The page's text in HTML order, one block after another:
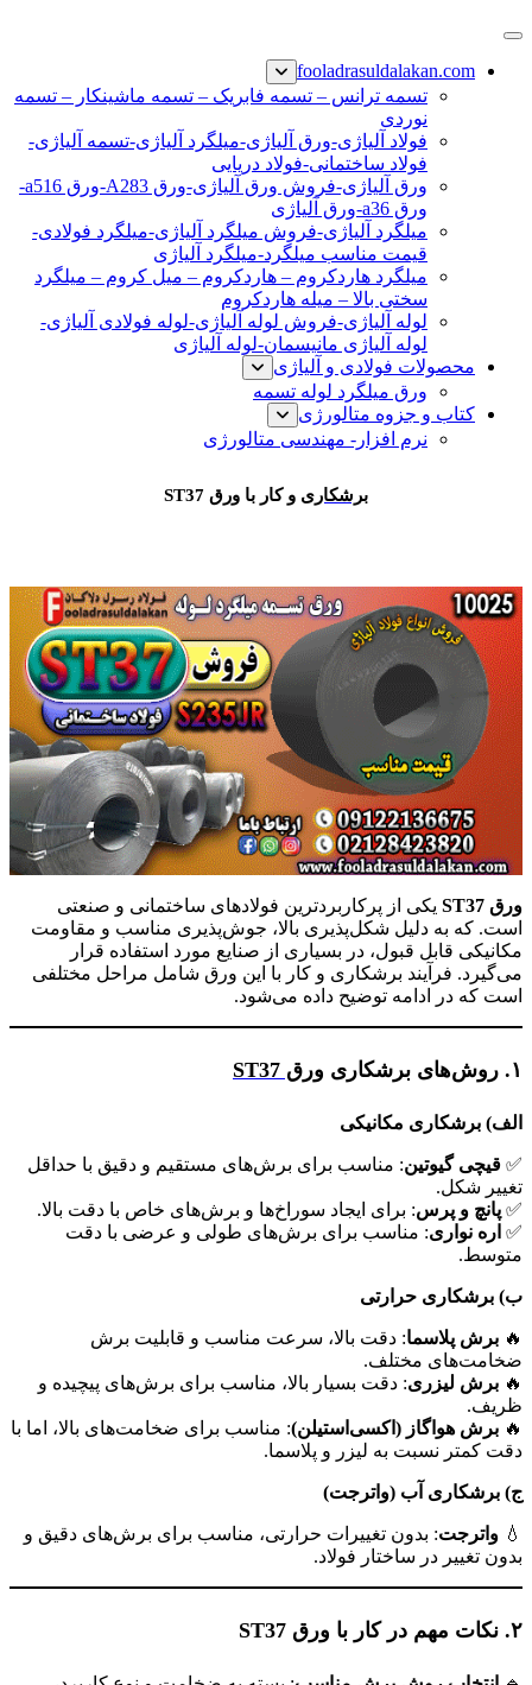
پرش
محتوا
نبشی فولادی-ناودانی فولادی-قیمت ورق-قیمت فولاد
fooladrasuldalakan.com
تسمه ترانس – تسمه فابریک – تسمه ماشینکار – تسمه
نوردی
فولاد آلیاژی-ورق آلیاژی-میلگرد آلیاژی-تسمه آلیاژی-
فولاد ساختمانی-فولاد دریایی
ورق آلیاژی-فروش ورق آلیاژی-ورق A283-ورق a516-
ورق a36-ورق آلیاژی
میلگرد آلیاژی-فروش میلگرد آلیاژی-میلگرد فولادی-
قیمت مناسب میلگرد-میلگرد آلیاژی
میلگرد هاردکروم – هاردکروم – میل کروم – میلگرد
سختی بالا – میله هاردکروم
لوله آلیاژی-فروش لوله آلیاژی-لوله فولادی آلیاژی-
لوله آلیاژی مانیسمان-لوله آلیاژی
محصولات فولادی و آلیاژی
ورق میلگرد لوله تسمه
کتاب و جزوه متالورژی
نرم افزار- مهندسی متالورژی
برشکاری و کار با ورق ST37
ورق ST37
یکی از پرکاربردترین فولادهای ساختمانی و صنعتی
است. که به دلیل شکل‌پذیری بالا، جوش‌پذیری مناسب و مقاومت
مکانیکی قابل قبول، در بسیاری از صنایع مورد استفاده قرار
می‌گیرد. فرآیند برشکاری و کار با این ورق شامل مراحل مختلفی
است که در ادامه توضیح داده می‌شود.
۱. روش‌های برشکاری ورق ST37
الف) برشکاری مکانیکی
✅ قیچی گیوتین: مناسب برای برش‌های مستقیم و دقیق با حداقل
تغییر شکل.
✅ پانچ و پرس: برای ایجاد سوراخ‌ها و برش‌های خاص با دقت بالا.
✅ اره نواری: مناسب برای برش‌های طولی و عرضی با دقت
متوسط.
ب) برشکاری حرارتی
🔥 برش پلاسما: دقت بالا، سرعت مناسب و قابلیت برش
ضخامت‌های مختلف.
🔥 برش لیزری: دقت بسیار بالا، مناسب برای برش‌های پیچیده و
ظریف.
🔥 برش هواگاز (اکسی‌استیلن): مناسب برای ضخامت‌های بالا، اما با
دقت کمتر نسبت به لیزر و پلاسما.
ج) برشکاری آب (واترجت)
💧 واترجت: بدون تغییرات حرارتی، مناسب برای برش‌های دقیق و
بدون تغییر در ساختار فولاد.
۲. نکات مهم در کار با ورق